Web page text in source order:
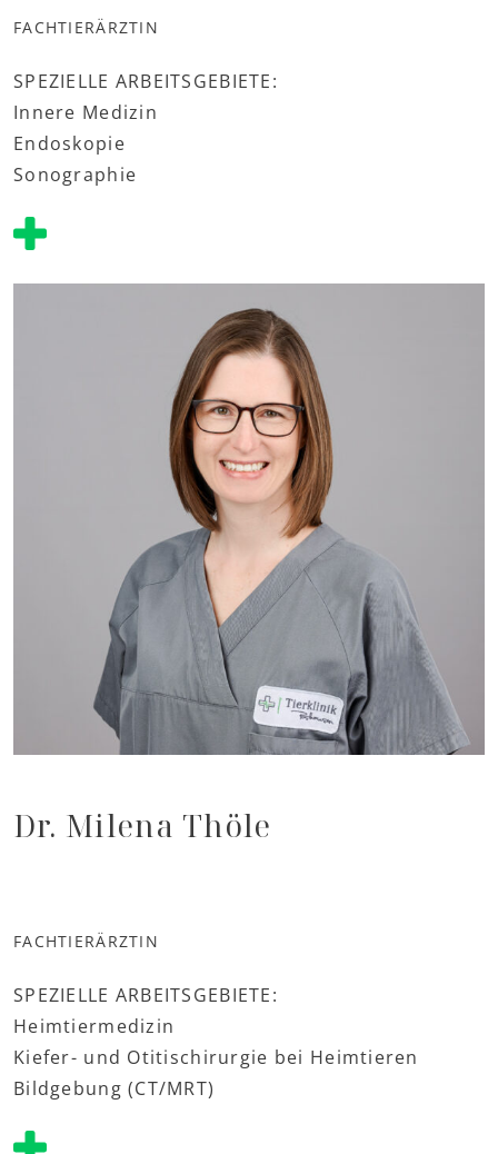
FACHTIERÄRZTIN
SPEZIELLE ARBEITSGEBIETE:
Innere Medizin
Endoskopie
Sonographie
Dr. Milena Thöle
FACHTIERÄRZTIN
SPEZIELLE ARBEITSGEBIETE:
Heimtiermedizin
Kiefer- und Otitischirurgie bei Heimtieren
Bildgebung (CT/MRT)